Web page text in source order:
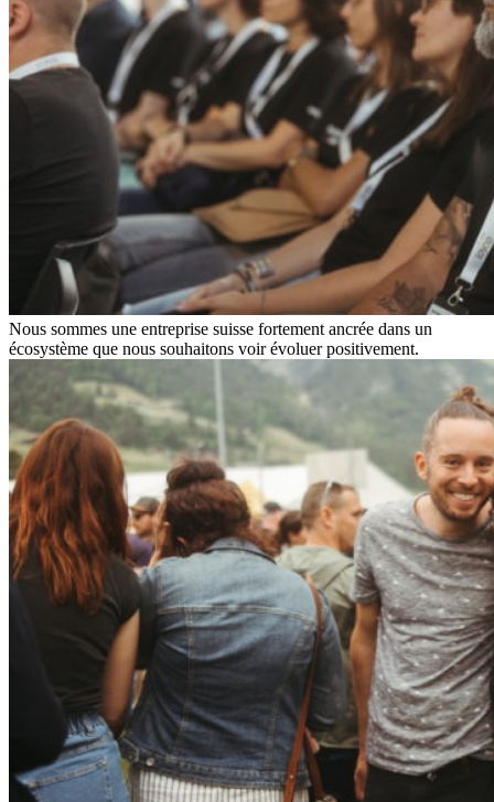
Nous sommes une entreprise suisse fortement ancrée dans un
écosystème que nous souhaitons voir évoluer positivement.